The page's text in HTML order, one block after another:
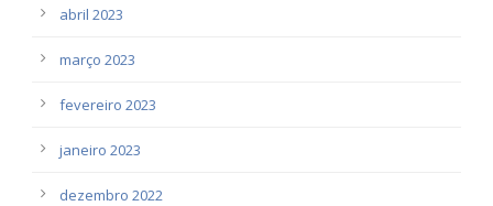
abril 2023
março 2023
fevereiro 2023
janeiro 2023
dezembro 2022